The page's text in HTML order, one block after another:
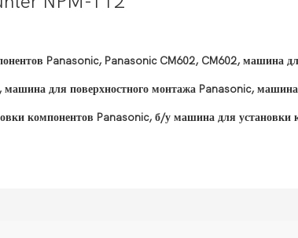
Panasonic, Panasonic CM602, CM602, машина
для поверхностного монтажа Panasonic,
компонентов Panasonic, б/у машина для